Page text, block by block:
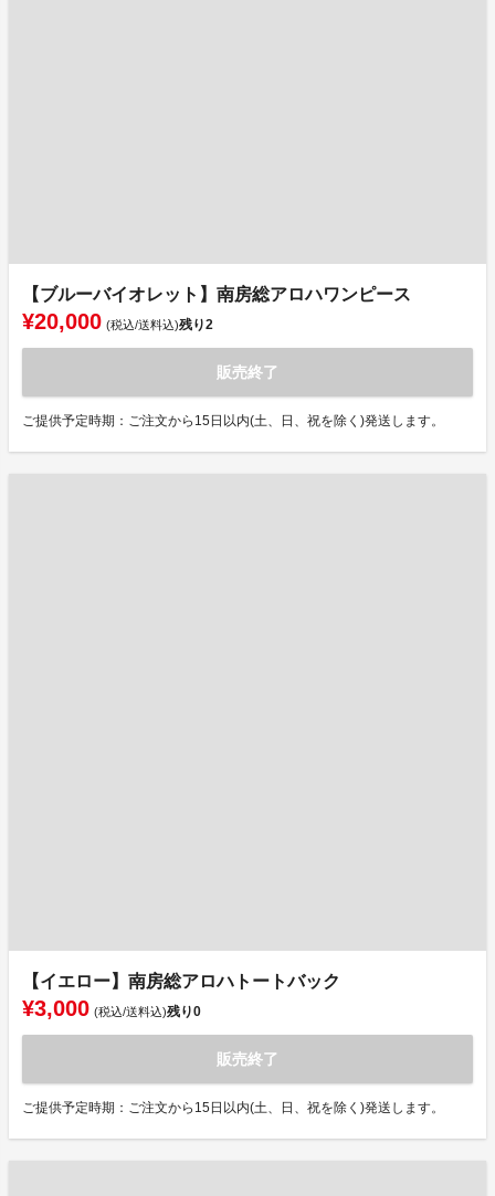
【ブルーバイオレット】南房総アロハワンピース
¥20,000 (税込/送料込)残り2
販売終了
ご提供予定時期：ご注文から15日以内(土、日、祝を除く)発送します。
【イエロー】南房総アロハトートバック
¥3,000 (税込/送料込)残り0
販売終了
ご提供予定時期：ご注文から15日以内(土、日、祝を除く)発送します。